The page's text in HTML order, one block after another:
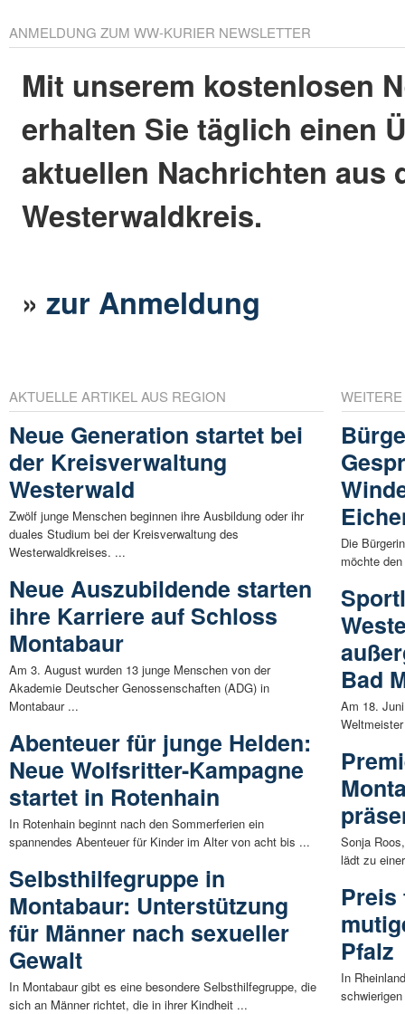
ANMELDUNG ZUM WW-KURIER NEWSLETTER
Mit unserem kostenlosen
erhalten Sie täglich einen
aktuellen Nachrichten aus
Westerwaldkreis.
»zur Anmeldung
AKTUELLE ARTIKEL AUS REGION
Neue Generation startet bei
der Kreisverwaltung
Westerwald
Zwölf junge Menschen beginnen ihre Ausbildung oder ihr
duales Studium bei der Kreisverwaltung des
Westerwaldkreises. ...
Neue Auszubildende starten
ihre Karriere auf Schloss
Montabaur
Am 3. August wurden 13 junge Menschen von der
Akademie Deutscher Genossenschaften (ADG) in
Montabaur ...
Abenteuer für junge Helden:
Neue Wolfsritter-Kampagne
startet in Rotenhain
In Rotenhain beginnt nach den Sommerferien ein
spannendes Abenteuer für Kinder im Alter von acht bis ...
Selbsthilfegruppe in
Montabaur: Unterstützung
für Männer nach sexueller
Gewalt
In Montabaur gibt es eine besondere Selbsthilfegruppe, die
sich an Männer richtet, die in ihrer Kindheit ...
Die
möchte
Bad
Am 18.
Sonja
lädt zu
Preis
Pfalz
In